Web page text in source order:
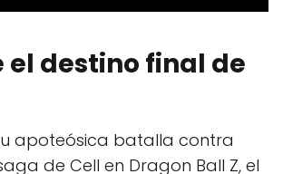
el destino final de
apoteósica batalla contra
de Cell en Dragon Ball Z, el